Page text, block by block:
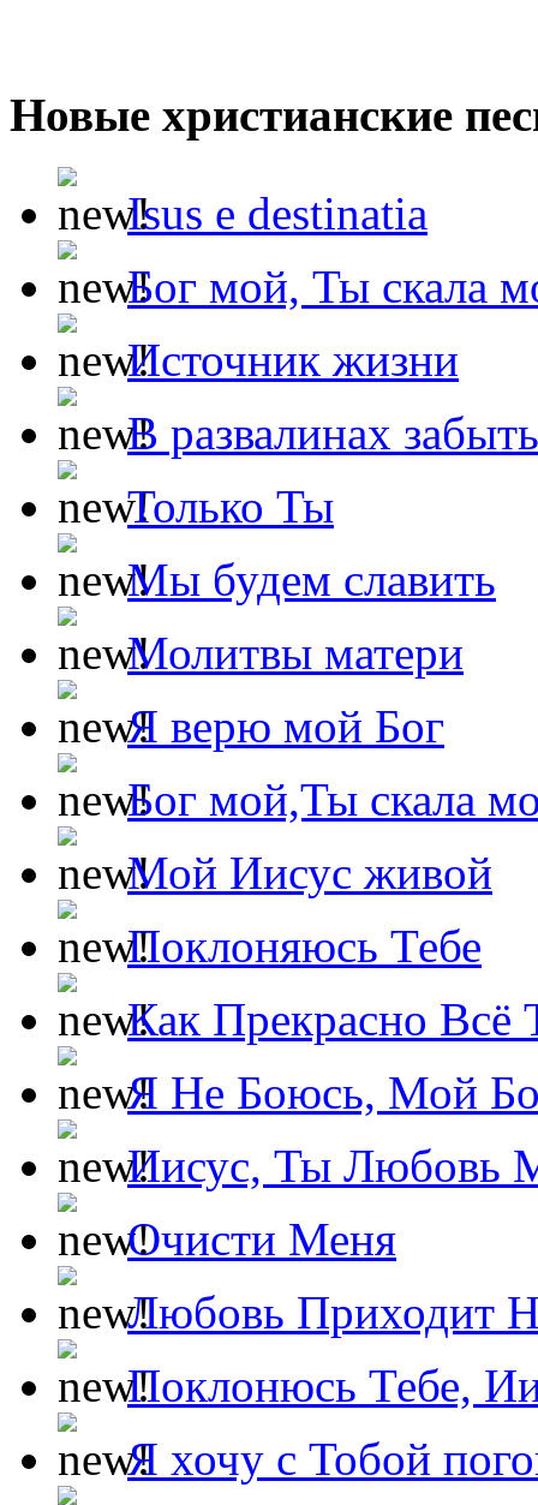
Новые христианские
Isus e destinatia
Бог мой, Ты скала
Источник жизни
В развалинах
Только Ты
Мы будем славить
Молитвы матери
Я верю мой Бог
Бог мой,Ты скала
Мой Иисус живой
Поклоняюсь Тебе
Как Прекрасно Всё
Я Не Боюсь, Мой
Иисус, Ты Любовь
Очисти Меня
Любовь Приходит
Поклонюсь Тебе,
Я хочу с Тобой